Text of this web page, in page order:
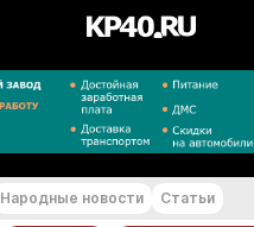
+21...+22 °С
Народные новости Статьи